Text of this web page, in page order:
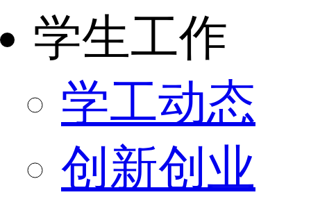
学生工作
学工动态
创新创业